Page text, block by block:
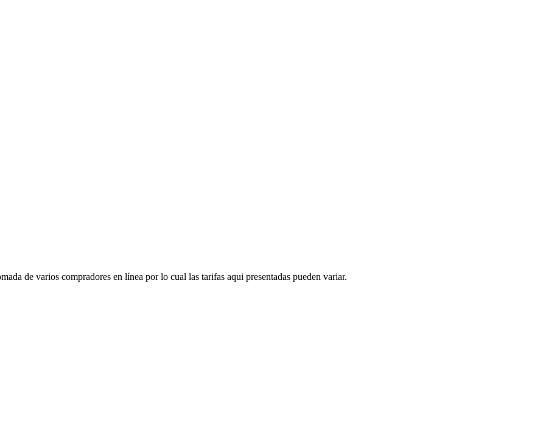
de varios compradores en línea por lo cual las tarifas aqui presentadas pueden variar.